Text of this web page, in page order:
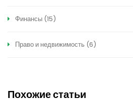
Финансы (15)
Право и недвижимость (6)
Похожие статьи